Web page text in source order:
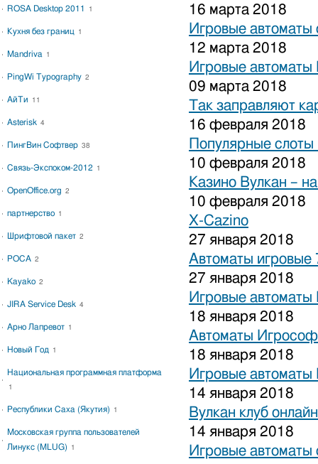
16 марта 2018
Игровые автоматы
12 марта 2018
Игровые автоматы
09 марта 2018
Так заправляют
16 февраля 2018
Популярные слоты
10 февраля 2018
Казино Вулкан –
10 февраля 2018
X-Cazino
27 января 2018
Автоматы игровые
27 января 2018
Игровые автоматы
18 января 2018
Автоматы
18 января 2018
Игровые автоматы
14 января 2018
Вулкан клуб онлайн
14 января 2018
Игровые
ROSA Desktop 2011 1
Кухня без границ 1
Mandriva 1
PingWi Typography 2
АйТи 11
Asterisk 4
ПингВин Софтвер 38
Связь-Экспоком-2012 1
OpenOffice.org 2
партнерство 1
Шрифтовой пакет 2
РОСА 2
Kayako 2
JIRA Service Desk 4
Арно Лапревот 1
Новый Год 1
Национальная программная платформа
1
Республики Саха (Якутия) 1
Московская группа пользователей
Линукс (MLUG)
1